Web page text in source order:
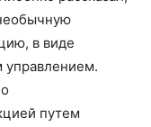
в виде
управлением.
путем